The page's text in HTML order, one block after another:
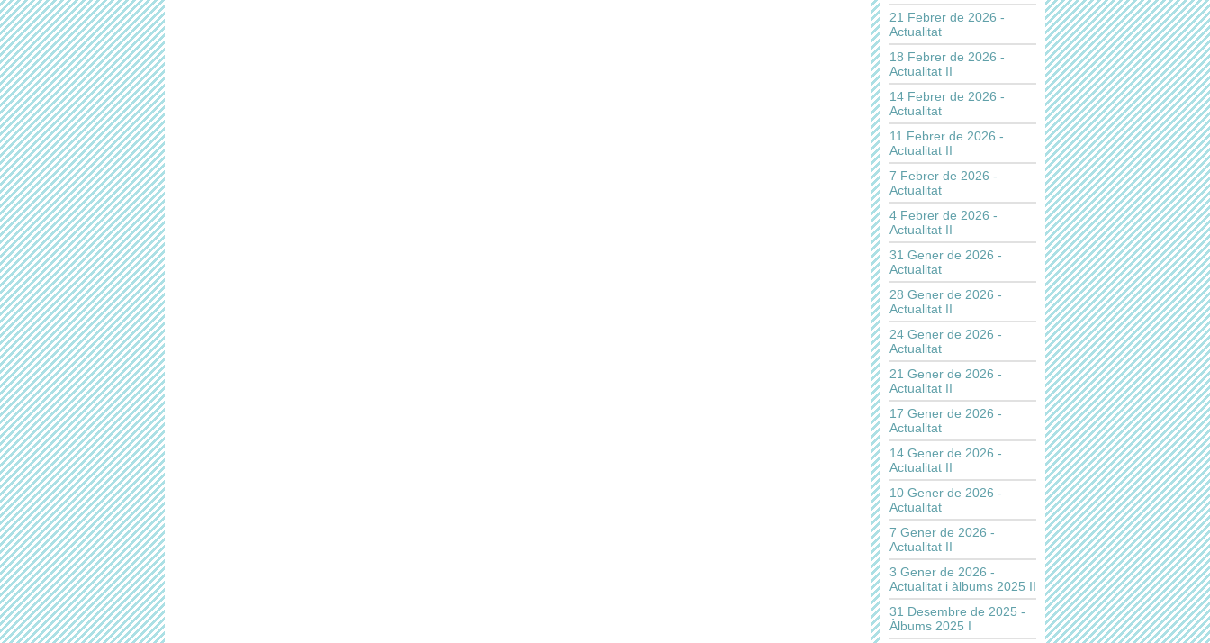
21 Febrer de 2026 -
Actualitat
18 Febrer de 2026 -
Actualitat II
14 Febrer de 2026 -
Actualitat
11 Febrer de 2026 -
Actualitat II
7 Febrer de 2026 -
Actualitat
4 Febrer de 2026 -
Actualitat II
31 Gener de 2026 -
Actualitat
28 Gener de 2026 -
Actualitat II
24 Gener de 2026 -
Actualitat
21 Gener de 2026 -
Actualitat II
17 Gener de 2026 -
Actualitat
14 Gener de 2026 -
Actualitat II
10 Gener de 2026 -
Actualitat
7 Gener de 2026 -
Actualitat II
3 Gener de 2026 -
Actualitat i àlbums 2025 II
31 Desembre de 2025 -
Àlbums 2025 I